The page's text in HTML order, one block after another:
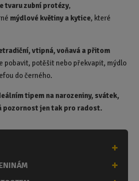
tvaru zubní protézy,
mýdlové květiny a kytice, které
vtipná, voňavá a přitom
pobavit, potěšit nebo překvapit, mýdlo
do černého.
tipem na narozeniny, svátek,
pozornost jen tak pro radost.